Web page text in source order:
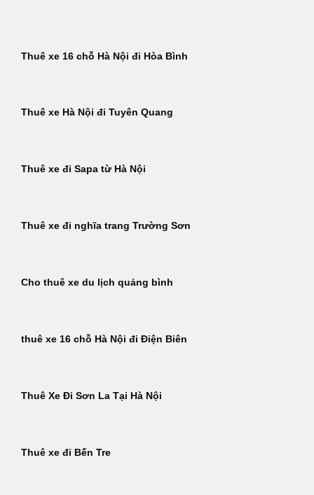
dungThuê xe 16 chỗ Hà Nội đi Hòa Bình
Thuê xe Hà Nội đi Tuyên Quang
Thuê xe đi Sapa từ Hà Nội
Thuê xe đi nghĩa trang Trường Sơn
Cho thuê xe du lịch quảng bình
thuê xe 16 chỗ Hà Nội đi Điện Biên
Thuê Xe Đi Sơn La Tại Hà Nội
Thuê xe đi Bến Tre